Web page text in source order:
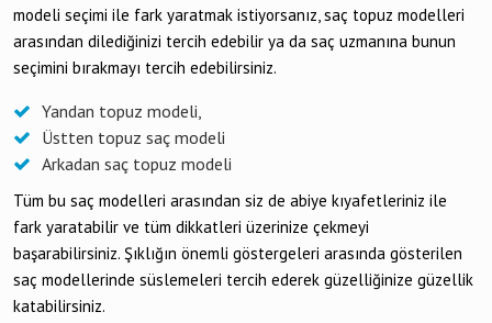
modeli seçimi ile fark yaratmak istiyorsanız, saç topuz modelleri
arasından dilediğinizi tercih edebilir ya da saç uzmanına bunun
seçimini bırakmayı tercih edebilirsiniz.
Yandan topuz modeli,
Üstten topuz saç modeli
Arkadan saç topuz modeli
Tüm bu saç modelleri arasından siz de abiye kıyafetleriniz ile
fark yaratabilir ve tüm dikkatleri üzerinize çekmeyi
başarabilirsiniz. Şıklığın önemli göstergeleri arasında gösterilen
saç modellerinde süslemeleri tercih ederek güzelliğinize güzellik
katabilirsiniz.